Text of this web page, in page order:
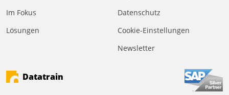
Bewerben können sich
dafür ein Team
Im Fokus
Lösungen
Datenschutz
Cookie-Einstellungen
Newsletter
Datatrain